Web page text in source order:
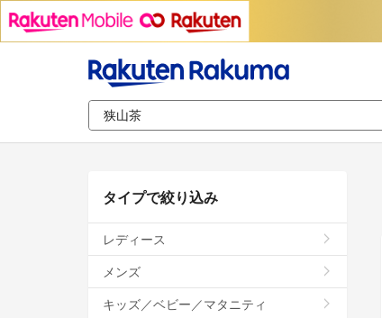
タイプで絞り込み
レディース
メンズ
キッズ／ベビー／マタニティ